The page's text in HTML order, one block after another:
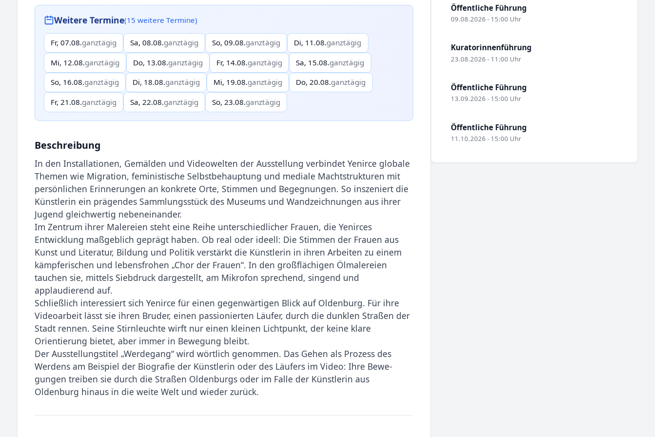
Weitere Termine(15 weitere Termine)
Fr, 07.08.ganztägig Sa, 08.08.ganztägig So, 09.08.ganztägig Di, 11.08.ganztägig
Mi, 12.08.ganztägig Do, 13.08.ganztägig Fr, 14.08.ganztägig Sa, 15.08.ganztägig
So, 16.08.ganztägig Di, 18.08.ganztägig Mi, 19.08.ganztägig Do, 20.08.ganztägig
Fr, 21.08.ganztägig Sa, 22.08.ganztägig So, 23.08.ganztägig
Beschreibung
In den Installationen, Gemälden und Videowelten der Ausstel­lung verbindet Yenirce globale
Themen wie Migration, feministi­sche Selbstbehauptung und mediale Machtstrukturen mit
per­sönlichen Erinnerungen an konkrete Orte, Stimmen und Begeg­nungen. So inszeniert die
Künstlerin ein prägendes Sammlungsstü­ck des Museums und Wandzeichnungen aus ihrer
Jugend gleichwertig nebeneinander.
Im Zentrum ihrer Malereien steht eine Reihe unterschiedlicher Frauen, die Yenirces
Entwicklung maßgeblich geprägt haben. Ob real oder ideell: Die Stimmen der Frauen aus
Kunst und Litera­tur, Bildung und Politik verstärkt die Künstlerin in ihren Arbeiten zu einem
kämpferischen und lebensfrohen „Chor der Frauen“. In den großflächigen Ölmalereien
tauchen sie, mittels Siebdruck dargestellt, am Mikrofon sprechend, singend und
applaudierend auf.
Schließlich interessiert sich Yenirce für einen gegenwärtigen Blick auf Oldenburg. Für ihre
Videoarbeit lässt sie ihren Bruder, einen passionierten Läufer, durch die dunklen Straßen der
Stadt rennen. Seine Stirnleuchte wirft nur einen kleinen Lichtpunkt, der keine klare
Orientierung bietet, aber im­mer in Bewegung bleibt.
Der Ausstellungstitel „Werdegang“ wird wörtlich genommen. Das Gehen als Prozess des
Werdens am Beispiel der Biografie der Künstlerin oder des Läufers im Video: Ihre Bewe­
gungen treiben sie durch die Straßen Oldenburgs oder im Falle der Künstlerin aus
Oldenburg hinaus in die weite Welt und wie­der zurück.
Öffentliche Führung
09.08.2026 - 15:00 Uhr
Kuratorinnenführung
23.08.2026 - 11:00 Uhr
Öffentliche Führung
13.09.2026 - 15:00 Uhr
Öffentliche Führung
11.10.2026 - 15:00 Uhr